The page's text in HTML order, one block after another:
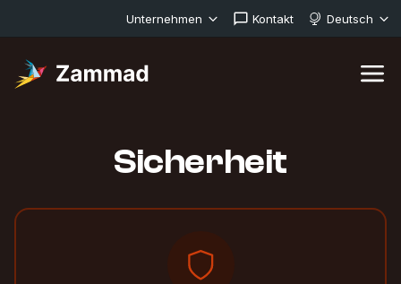
Unternehmen Kontakt Deutsch
Sicherheit